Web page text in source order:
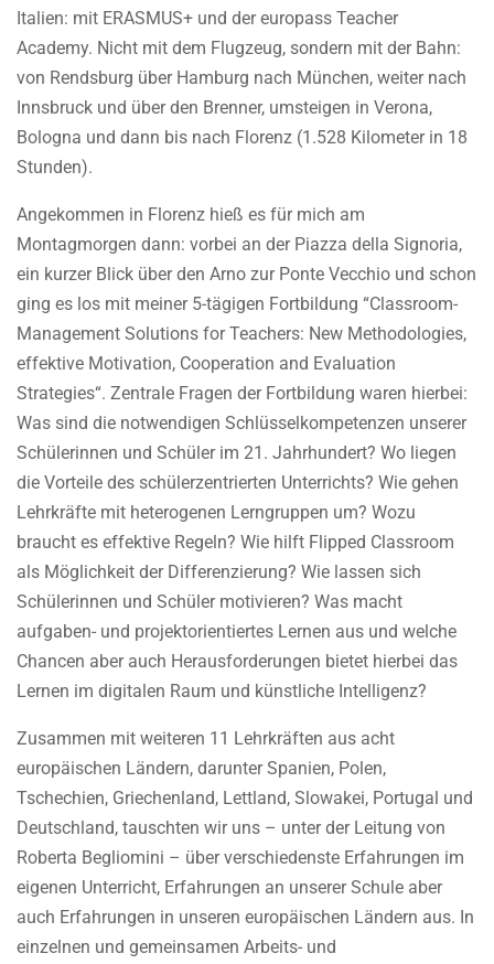
Italien: mit ERASMUS+ und der europass Teacher
Academy. Nicht mit dem Flugzeug, sondern mit der Bahn:
von Rendsburg über Hamburg nach München, weiter nach
Innsbruck und über den Brenner, umsteigen in Verona,
Bologna und dann bis nach Florenz (1.528 Kilometer in 18
Stunden).
Angekommen in Florenz hieß es für mich am
Montagmorgen dann: vorbei an der Piazza della Signoria,
ein kurzer Blick über den Arno zur Ponte Vecchio und schon
ging es los mit meiner 5-tägigen Fortbildung “Classroom-
Management Solutions for Teachers: New Methodologies,
effektive Motivation, Cooperation and Evaluation
Strategies“. Zentrale Fragen der Fortbildung waren hierbei:
Was sind die notwendigen Schlüsselkompetenzen unserer
Schülerinnen und Schüler im 21. Jahrhundert? Wo liegen
die Vorteile des schülerzentrierten Unterrichts? Wie gehen
Lehrkräfte mit heterogenen Lerngruppen um? Wozu
braucht es effektive Regeln? Wie hilft Flipped Classroom
als Möglichkeit der Differenzierung? Wie lassen sich
Schülerinnen und Schüler motivieren? Was macht
aufgaben- und projektorientiertes Lernen aus und welche
Chancen aber auch Herausforderungen bietet hierbei das
Lernen im digitalen Raum und künstliche Intelligenz?
Zusammen mit weiteren 11 Lehrkräften aus acht
europäischen Ländern, darunter Spanien, Polen,
Tschechien, Griechenland, Lettland, Slowakei, Portugal und
Deutschland, tauschten wir uns – unter der Leitung von
Roberta Begliomini – über verschiedenste Erfahrungen im
eigenen Unterricht, Erfahrungen an unserer Schule aber
auch Erfahrungen in unseren europäischen Ländern aus. In
einzelnen und gemeinsamen Arbeits- und